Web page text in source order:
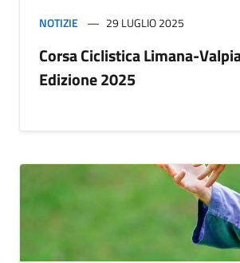
NOTIZIE 29 LUGLIO 2025
Corsa Ciclistica Limana-
Edizione 2025